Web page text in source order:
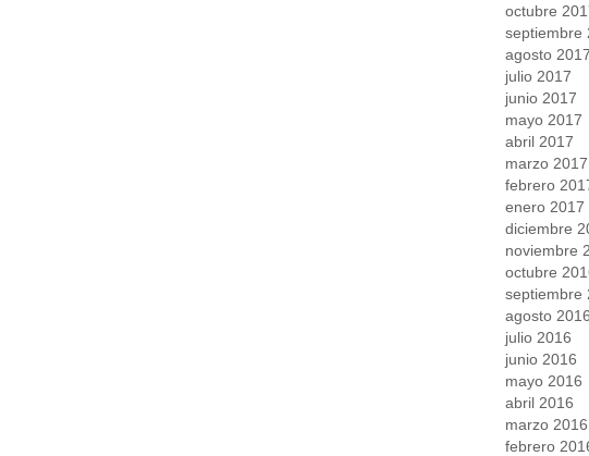
octubre
septiembre
agosto 2017
julio 2017
junio 2017
mayo 2017
abril 2017
marzo 2017
febrero
enero 2017
diciembre
noviembre
octubre
septiembre
agosto 2016
julio 2016
junio 2016
mayo 2016
abril 2016
marzo 2016
febrero